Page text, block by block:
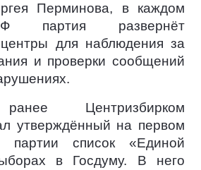
Перминова, в каждом
партия развернёт
для наблюдения за
и проверки сообщений
Центризбирком
утверждённый на первом
партии список «Единой
в Госдуму. В него